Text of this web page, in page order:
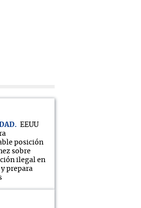
EEUU
posición
sobre
ilegal en
y prepara